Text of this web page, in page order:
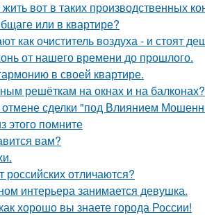
вот в таких производственных
или в квартире?
как очиститель воздуха - и стоят
от нашего времени до прошлого.
в своей квартире.
решёткам на окнах и на балконах?
сделки "под Влиянием
этого помните
вам?
российских отличаются?
интерьера занимается девушка.
хорошо вы знаете города России!